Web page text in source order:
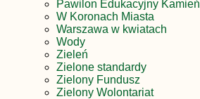
Pawilon Edukacyjny Kamień
W Koronach Miasta
Warszawa w kwiatach
Wody
Zieleń
Zielone standardy
Zielony Fundusz
Zielony Wolontariat